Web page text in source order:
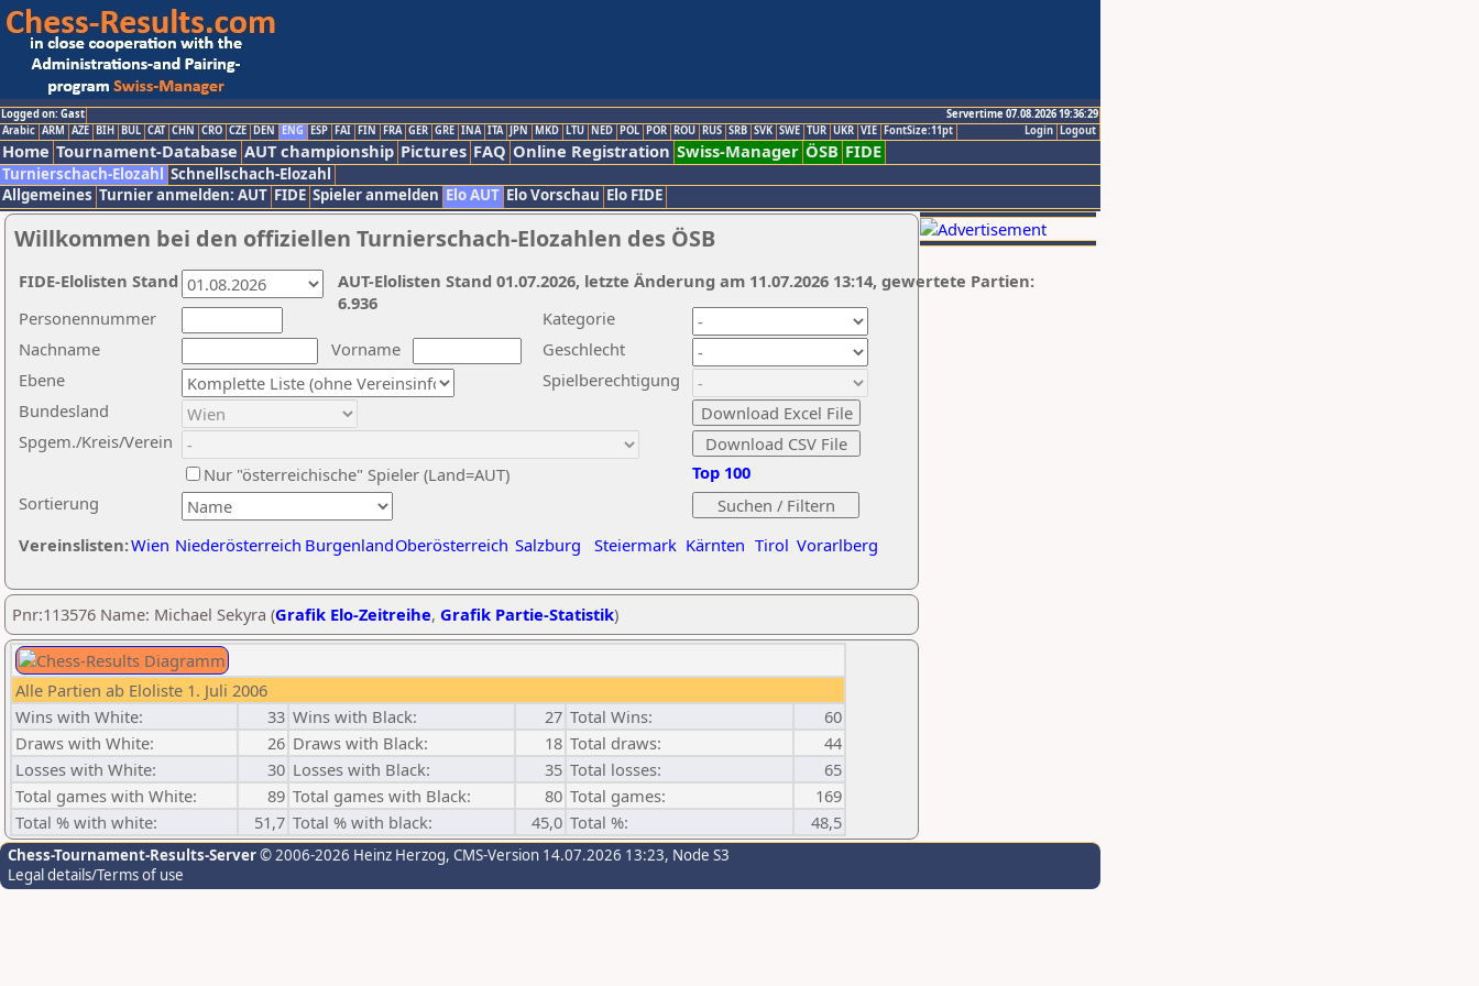
Logged on: Gast
Servertime 07.08.2026 19:36:29
Logout
Login
Arabic ARM AZE BIH BUL CAT CHN CRO CZE DEN ENG ESP FAI FIN FRA GER GRE INA ITA JPN MKD LTU NED POL POR ROU RUS SRB SVK SWE TUR UKR VIE FontSize:11pt
Home Tournament-Database AUT championship Pictures FAQ Online Registration Swiss-Manager ÖSB FIDE
Turnierschach-Elozahl Schnellschach-Elozahl
Allgemeines Turnier anmelden: AUT FIDE Spieler anmelden Elo AUT Elo Vorschau Elo FIDE
Willkommen bei den offiziellen Turnierschach-Elozahlen des ÖSB
Nachname
Vorname
Ebene
Kategorie
Sortierung
Personennummer
Bundesland
Spgem./Kreis/Verein
Geschlecht
Nur "österreichische" Spieler (Land=AUT)
Spielberechtigung
Vereinslisten:Wien Niederösterreich BurgenlandOberösterreich Salzburg Steiermark Kärnten Tirol Vorarlberg
Top 100
AUT-Elolisten Stand 01.07.2026, letzte Änderung am 11.07.2026 13:14, gewertete Partien:
6.936
FIDE-Elolisten Stand
Pnr:113576 Name: Michael Sekyra (Grafik Elo-Zeitreihe, Grafik Partie-Statistik)
Alle Partien ab Eloliste 1. Juli 2006
Wins with White:
33 Wins with Black: 27 Total Wins:
60
Draws with White:
26 Draws with Black: 18 Total draws:
44
Losses with White:
30 Losses with Black: 35 Total losses:
65
Total games with White:
89 Total games with Black: 80 Total games:
169
Total % with white:
51,7 Total % with black: 45,0 Total %: 48,5
Chess-Tournament-Results-Server© 2006-2026 Heinz Herzog, CMS-Version 14.07.2026 13:23, Node S3
Legal details/Terms of use